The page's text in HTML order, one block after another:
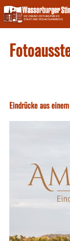
Skip
to
content
Eindrücke aus